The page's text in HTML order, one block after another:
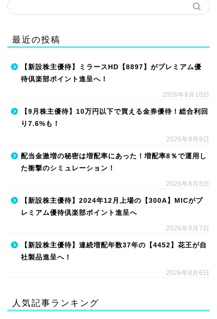
最近の投稿
【新設株主優待】ミラースHD【8897】がプレミアム優
待倶楽部ポイント進呈へ！
2026年8月10日
【9月株主優待】10万円以下で買える金券優待！総合利回
り7.6%も！
2026年8月9日
配当金激増の秘密は増配率にあった！増配率8％で運用し
た衝撃のシミュレーション！
2026年8月8日
【新設株主優待】2024年12月上場の【300A】MICがプ
レミアム優待倶楽部ポイント進呈へ
2026年8月7日
【新設株主優待】連続増配年数37年の【4452】花王が自
社製品進呈へ！
2026年8月6日
人気記事ランキング